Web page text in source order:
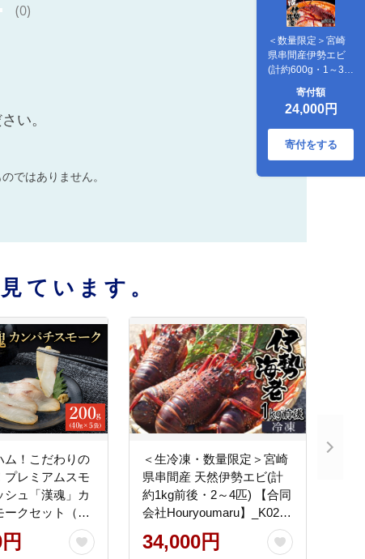
＜数量限定＞宮崎
県串間産伊勢エビ
(計約600g・1～3
Houryoumaru】
_K027-004
寄付額
24,000円
寄付をする
(0)
い。
ではありません。
ています。
ム！こだわりの
プレミアムスモ
シュ「漢魂」カ
ークセット（各
）【マルエイ水
】_K003-001
＜生冷凍・数量限定＞宮崎
県串間産 天然伊勢エビ(計
約1kg前後・2～4匹) 【合同
会社Houryoumaru】_K027-
34,000円